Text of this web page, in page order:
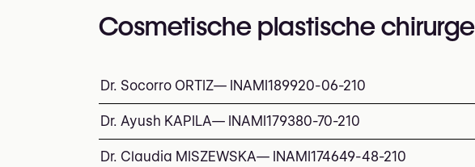
Cosmetische plastische
Dr. Socorro ORTIZ— INAMI 189920-06-210
Dr. Ayush KAPILA— INAMI 179380-70-210
Dr. Claudia MISZEWSKA— INAMI 174649-48-210